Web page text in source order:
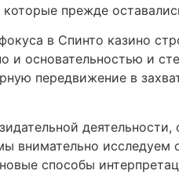
прежде
в Спинто казино
и основательностью и
передвижение в
внимательно
способы